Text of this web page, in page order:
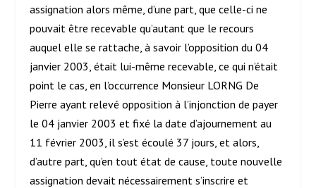
assignation alors même, d’une part, que celle-ci ne
pouvait être recevable qu’autant que le recours
auquel elle se rattache, à savoir l’opposition du 04
janvier 2003, était lui-même recevable, ce qui n’était
point le cas, en l’occurrence Monsieur LORNG De
Pierre ayant relevé opposition à l’injonction de payer
le 04 janvier 2003 et fixé la date d’ajournement au
11 février 2003, il s’est écoulé 37 jours, et alors,
d’autre part, qu’en tout état de cause, toute nouvelle
assignation devait nécessairement s’inscrire et